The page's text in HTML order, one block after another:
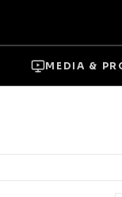
MEDIA &